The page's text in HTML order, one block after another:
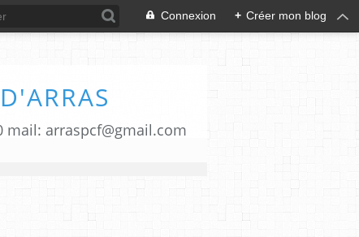
Connexion + Créer mon blog
mail: arraspcf@gmail.com